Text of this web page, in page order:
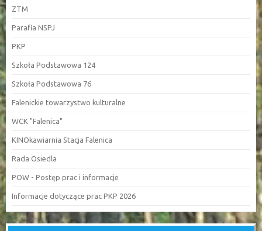
ZTM
Parafia NSPJ
PKP
Szkoła Podstawowa 124
Szkoła Podstawowa 76
Falenickie towarzystwo kulturalne
WCK "Falenica"
KINOkawiarnia Stacja Falenica
Rada Osiedla
POW - Postęp prac i informacje
Informacje dotyczące prac PKP 2026